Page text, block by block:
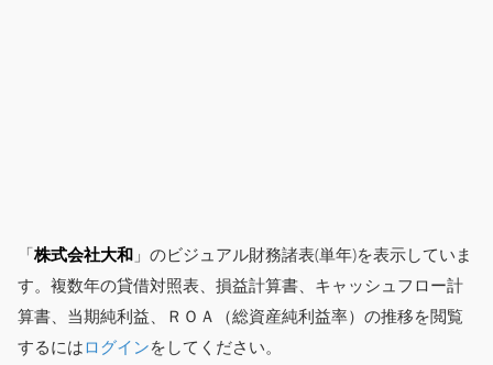
「株式会社大和 」のビジュアル財務諸表(単年)を表示していま
す。複数年の貸借対照表、損益計算書、キャッシュフロー計
算書、当期純利益、ＲＯＡ（総資産純利益率）の推移を閲覧
するにはログインをしてください。